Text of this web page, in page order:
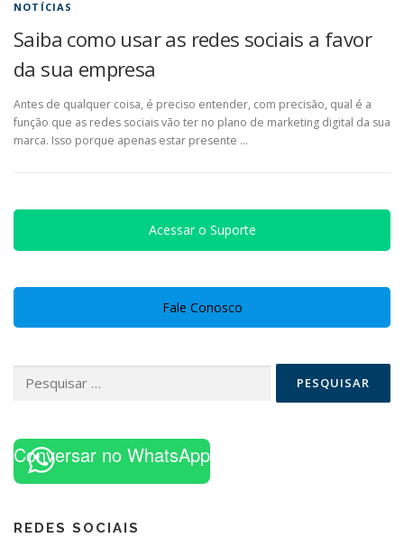
NOTÍCIAS
Saiba como usar as redes sociais a favor
da sua empresa
Antes de qualquer coisa, é preciso entender, com precisão, qual é a
função que as redes sociais vão ter no plano de marketing digital da sua
marca. Isso porque apenas estar presente …
Acessar o Suporte
Fale Conosco
por:
Conversar no WhatsApp
REDES SOCIAIS